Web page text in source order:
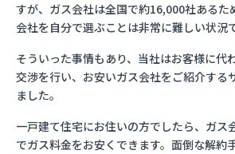
すが、ガス会社は全国で約16,000社あるた
会社を自分で選ぶことは非常に難しい状況で
そういった事情もあり、当社はお客様に代
交渉を行い、お安いガス会社をご紹介する
ました。
一戸建て住宅にお住いの方でしたら、ガス
でガス料金をお安くできます。面倒な解約